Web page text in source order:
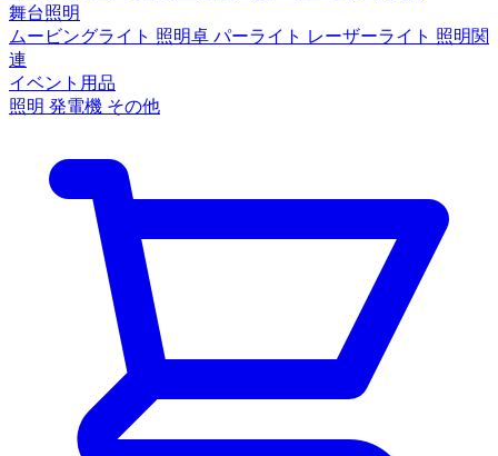
舞台照明
ムービングライト 照明卓 パーライト レーザーライト 照明関
連
イベント用品
照明 発電機 その他